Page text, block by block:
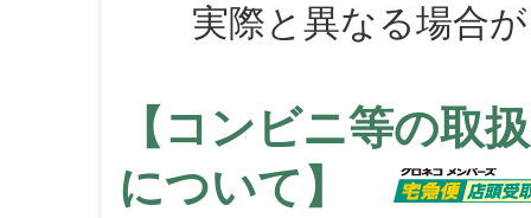
実際と異なる場合が
【コンビニ等の取
について】